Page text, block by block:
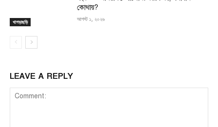
খাগড়াছড়ি
কোথায়?
আগস্ট ১, ২০২৬
LEAVE A REPLY